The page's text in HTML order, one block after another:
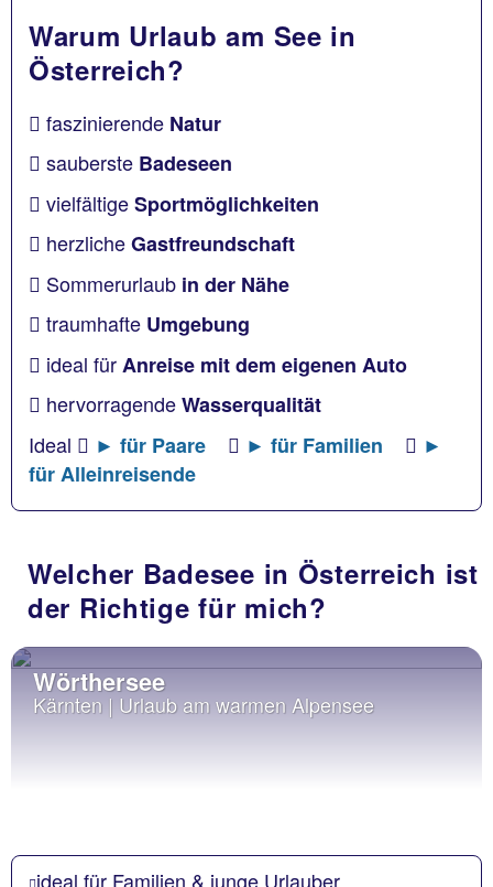
Warum Urlaub am See in
Österreich?
faszinierende Natur
sauberste Badeseen
vielfältigeSportmöglichkeiten
herzlicheGastfreundschaft
Sommerurlaub in der Nähe
traumhafte Umgebung
ideal fürAnreise mit dem eigenen Auto
hervorragendeWasserqualität
Ideal
► für Paare ► für Familien
►
für Alleinreisende
Welcher Badesee in Österreich ist
der Richtige für mich?
Wörthersee
Kärnten | Urlaub am warmen Alpensee
ideal für Familien & junge Urlauber